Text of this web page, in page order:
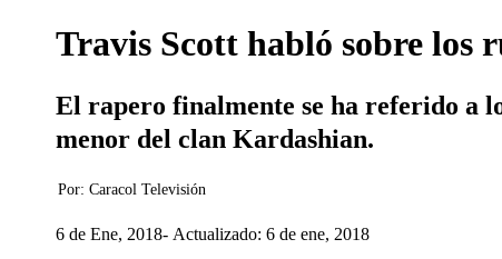
Travis Scott habló sobre los
El rapero finalmente se ha referido a
menor del clan Kardashian.
Por: Caracol Televisión
6 de Ene, 2018 Actualizado: 6 de ene, 2018